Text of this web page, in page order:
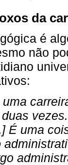
da
é
não
uma
É uma